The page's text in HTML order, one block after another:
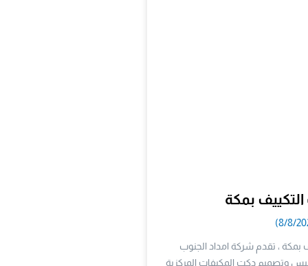
بمكة
بمكة ، تقدم شركة امداد الجنوب
وتصميم دكت المكيفات المركزية